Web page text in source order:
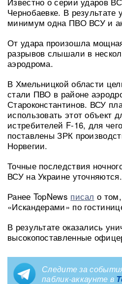
Чернобаевке. В результате
минимум одна ПВО ВСУ и
От удара произошла
разрывов слышали в
аэродрома.
В Хмельницкой области
стали ПВО в районе
Староконстантинов. ВСУ
использовать этот объект
истребителей F-16, для
поставлены ЗРК
Норвегии.
Точные последствия
ВСУ на Украине уточняются.
Ранее TopNews писал о
«Искандерами» по
В результате оказались
высокопоставленные
Следите за
паблик-аккаунте в